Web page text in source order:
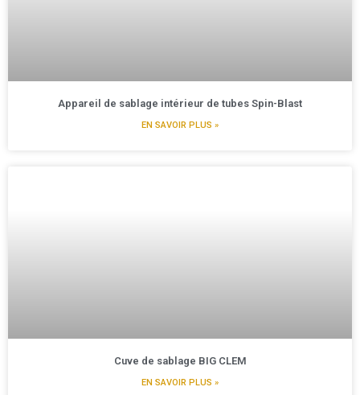
Appareil de sablage intérieur de tubes Spin-Blast
EN SAVOIR PLUS »
Cuve de sablage BIG CLEM
EN SAVOIR PLUS »